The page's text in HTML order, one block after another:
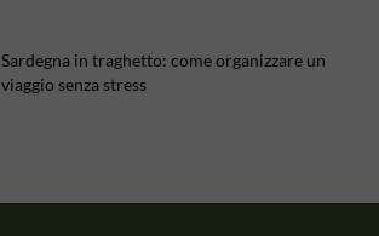
Sardegna in traghetto: come organizzare un
viaggio senza stress